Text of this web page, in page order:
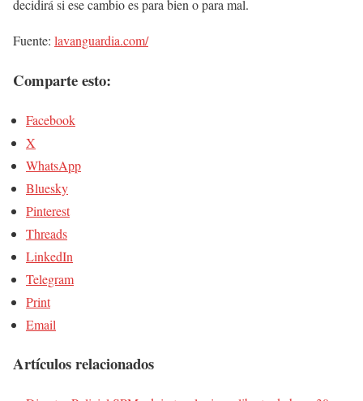
decidirá si ese cambio es para bien o para mal.
Fuente: lavanguardia.com/
Comparte esto:
Facebook
X
WhatsApp
Bluesky
Pinterest
Threads
LinkedIn
Telegram
Print
Email
Artículos relacionados